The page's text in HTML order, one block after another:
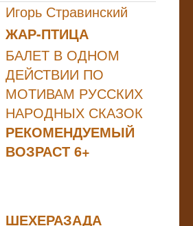
Игорь Стравинский
ЖАР-ПТИЦА
БАЛЕТ В ОДНОМ
ДЕЙСТВИИ ПО
МОТИВАМ РУССКИХ
НАРОДНЫХ СКАЗОК
РЕКОМЕНДУЕМЫЙ
ВОЗРАСТ 6+
ШЕХЕРАЗАДА